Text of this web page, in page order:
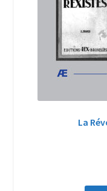
La